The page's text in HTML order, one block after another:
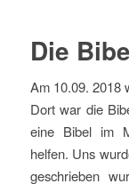
Die
Am 10.09. 2018
Dort war die
eine Bibel im
helfen. Uns
geschrieben